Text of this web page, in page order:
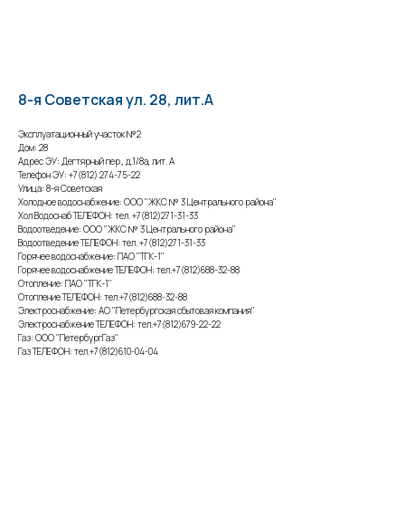
8-я Советская ул. 28, лит.А
Эксплуатационный участок №2
Дом: 28
Адрес ЭУ: Дегтярный пер., д.1/8а, лит. А
Телефон ЭУ: +7(812) 274-75-22
Улица: 8-я Советская
Холодное водоснабжение: ООО "ЖКС № 3 Центрального района"
Хол Водоснаб ТЕЛЕФОН: тел. +7(812)271-31-33
Водоотведение: ООО "ЖКС № 3 Центрального района"
Водоотведение ТЕЛЕФОН: тел. +7(812)271-31-33
Горячее водоснабжение: ПАО "ТГК-1"
Горячее водоснабжение ТЕЛЕФОН: тел.+7(812)688-32-88
Отопление: ПАО "ТГК-1"
Отопление ТЕЛЕФОН: тел.+7(812)688-32-88
Электроснабжение: АО "Петербургская сбытовая компания"
Электроснабжение ТЕЛЕФОН: тел.+7(812)679-22-22
Газ: ООО "ПетербургГаз"
Газ ТЕЛЕФОН: тел.+7(812)610-04-04